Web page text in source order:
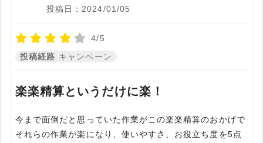
投稿日：2024/01/05
4/5
投稿経路 キャンペーン
楽楽精算というだけに楽！
今まで面倒だと思っていた作業がこの楽楽精算のおかげで
それらの作業が楽になり、使いやすさ、お役立ち度を5点